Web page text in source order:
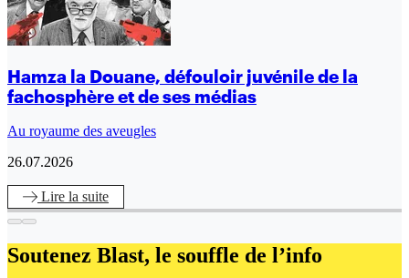
Hamza la Douane, défouloir juvénile de la
fachosphère et de ses médias
Au royaume des aveugles
26.07.2026
Lire la suite
Soutenez Blast, le souffle de l’info